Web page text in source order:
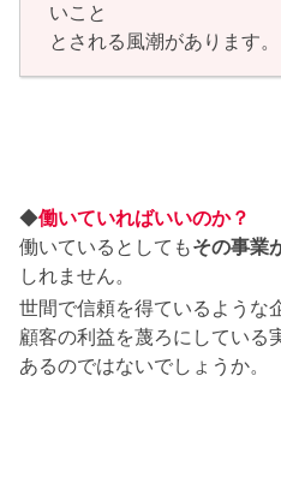
いこと
とされる風潮があります。
◆働いていればいいのか？
働いているとしてもその事業
しれません。
世間で信頼を得ているような
顧客の利益を蔑ろにしている
あるのではないでしょうか。